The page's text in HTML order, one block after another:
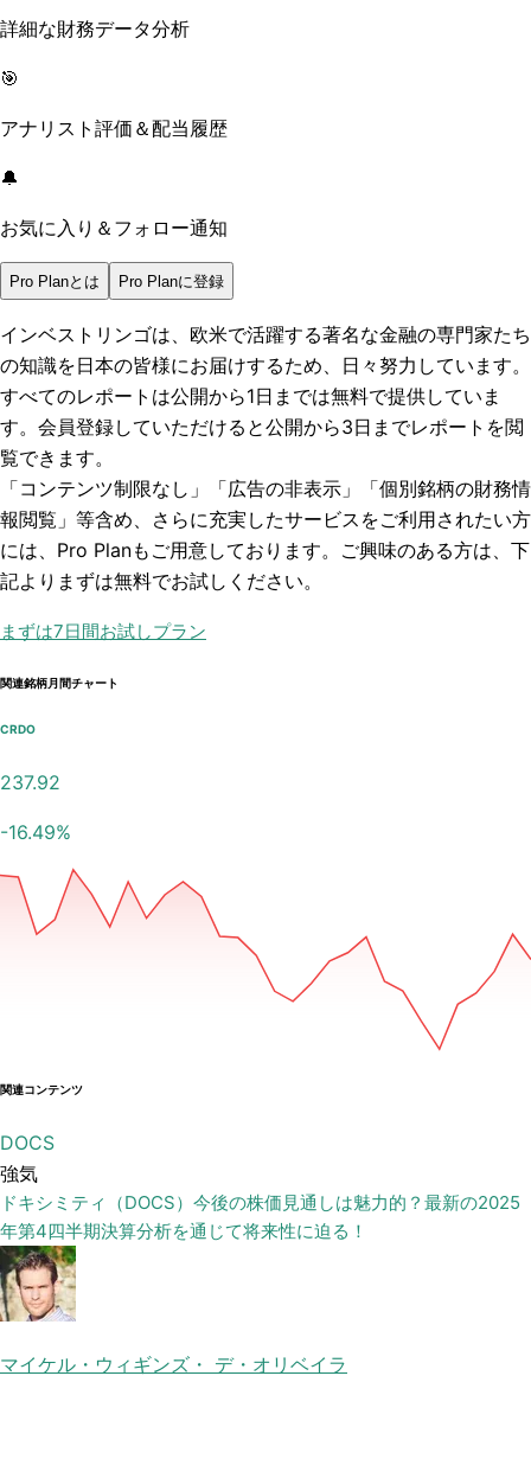
詳細な財務データ分析
🎯
アナリスト評価＆配当履歴
🔔
お気に入り＆フォロー通知
Pro Planとは Pro Planに登録
インベストリンゴは、欧米で活躍する著名な金融の専門家たち
の知識を日本の皆様にお届けするため、日々努力しています。
すべてのレポートは公開から1日までは無料で提供していま
す。会員登録していただけると公開から3日までレポートを閲
覧できます。
「コンテンツ制限なし」「広告の非表示」「個別銘柄の財務情
報閲覧」 等含め、さらに充実したサービスをご利用されたい方
には、Pro Planもご用意しております。ご興味のある方は、下
記よりまずは無料でお試しください。
まずは7日間お試しプラン
関連銘柄月間チャート
CRDO
237.92
-16.49%
関連コンテンツ
DOCS
強気
ドキシミティ（DOCS）今後の株価見通しは魅力的？最新の2025
年第4四半期決算分析を通じて将来性に迫る！
マイケル・ウィギンズ・ デ・オリベイラ